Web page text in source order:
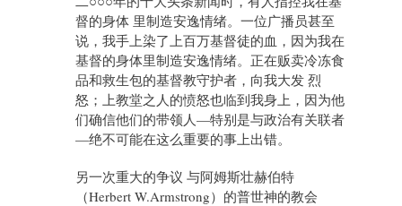
督的身体 里制造安逸情绪。一位广播员甚至
说，我手上染了上百万基督徒的血，因为我在
基督的身体里制造安逸情绪。正在贩卖冷冻食
品和救生包的基督教守护者，向我大发 烈
怒；上教堂之人的愤怒也临到我身上，因为他
们确信他们的带领人—特别是与政治有关联者
—绝不可能在这么重要的事上出错。
另一次重大的争议 与阿姆斯壮赫伯特
（Herbert W.Armstrong）的普世神的教会